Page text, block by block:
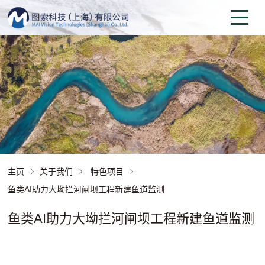
主页 关于我们
特色项目
鱼类AI助力大坳拦河闸坝工程新建鱼道监测
鱼类AI助力大坳拦河闸坝工程新建鱼道监测